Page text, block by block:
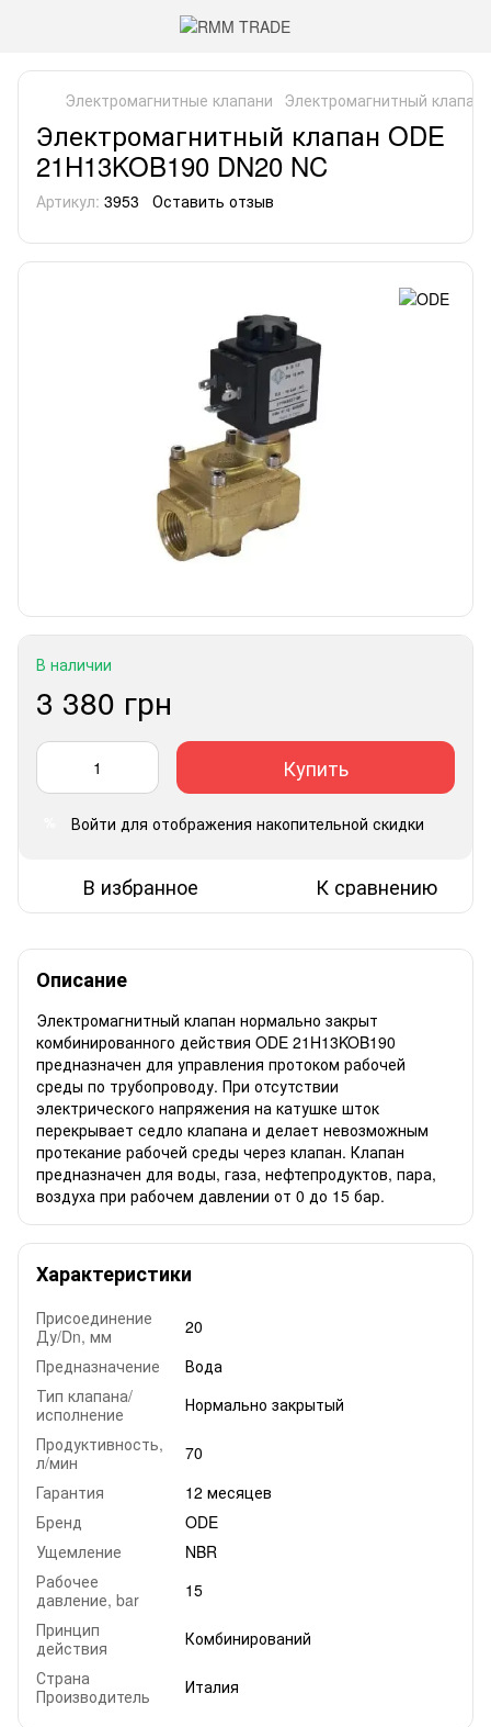
Электромагнитные клапани Электромагнитный клапан
Электромагнитный клапан ODE
21H13KOB190 DN20 NC
Артикул: 3953 Оставить отзыв
В наличии
3 380 грн
Купить
Войти для отображения накопительной скидки
В избранное К сравнению
Описание
Электромагнитный клапан нормально закрыт
комбинированного действия ODE 21H13KOB190
предназначен для управления протоком рабочей
среды по трубопроводу. При отсутствии
электрического напряжения на катушке шток
перекрывает седло клапана и делает невозможным
протекание рабочей среды через клапан. Клапан
предназначен для воды, газа, нефтепродуктов, пара,
воздуха при рабочем давлении от 0 до 15 бар.
Характеристики
Присоединение
Ду/Dn, мм
20
Предназначение
Вода
Тип клапана/
исполнение
Нормально закрытый
Продуктивность,
л/мин
70
Гарантия
12 месяцев
Бренд
ODE
Ущемление
NBR
Рабочее
давление, bar
15
Принцип
действия
Комбинирований
Страна
Производитель
Италия